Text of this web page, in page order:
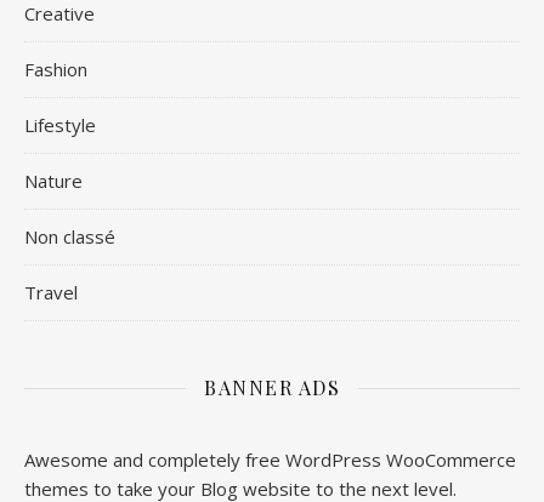
Creative
Fashion
Lifestyle
Nature
Non classé
Travel
BANNER ADS
Awesome and completely free WordPress WooCommerce
themes to take your Blog website to the next level.